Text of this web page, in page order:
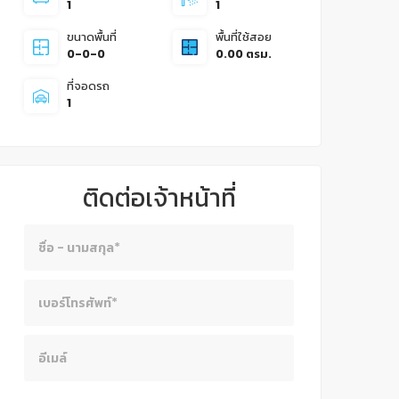
1
1
ขนาดพื้นที่
0-0-0
พื้นที่ใช้สอย
0.00 ตรม.
ที่จอดรถ
1
ติดต่อเจ้าหน้าที่